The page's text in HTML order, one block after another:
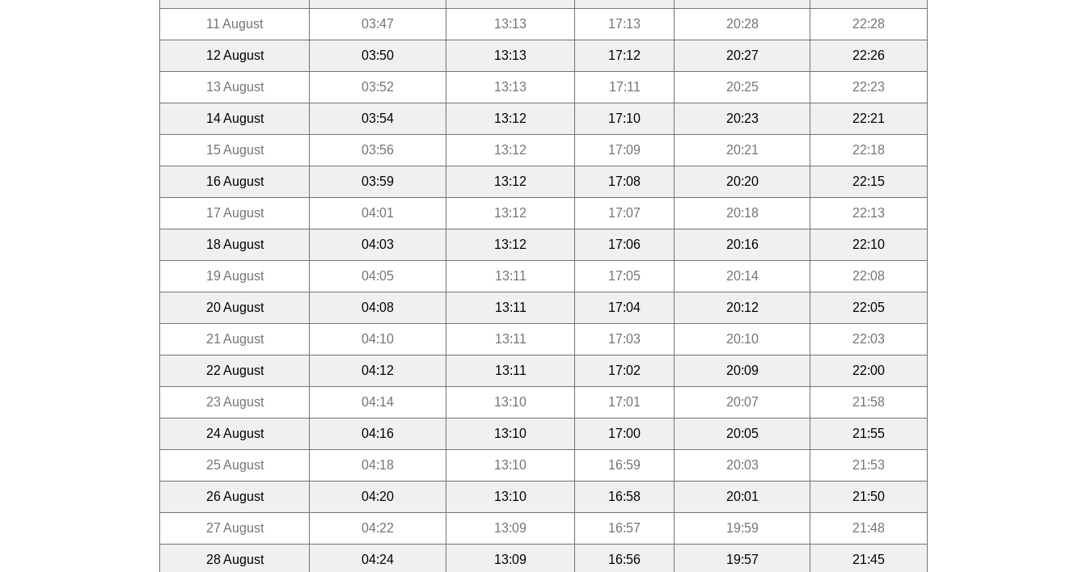
11 August 03:47 13:13 17:13 20:28 22:28
12 August 03:50 13:13 17:12 20:27 22:26
13 August 03:52 13:13 17:11 20:25 22:23
14 August 03:54 13:12 17:10 20:23 22:21
15 August 03:56 13:12 17:09 20:21 22:18
16 August 03:59 13:12 17:08 20:20 22:15
17 August 04:01 13:12 17:07 20:18 22:13
18 August 04:03 13:12 17:06 20:16 22:10
19 August 04:05 13:11 17:05 20:14 22:08
20 August 04:08 13:11 17:04 20:12 22:05
21 August 04:10 13:11 17:03 20:10 22:03
22 August 04:12 13:11 17:02 20:09 22:00
23 August 04:14 13:10 17:01 20:07 21:58
24 August 04:16 13:10 17:00 20:05 21:55
25 August 04:18 13:10 16:59 20:03 21:53
26 August 04:20 13:10 16:58 20:01 21:50
27 August 04:22 13:09 16:57 19:59 21:48
28 August 04:24 13:09 16:56 19:57 21:45